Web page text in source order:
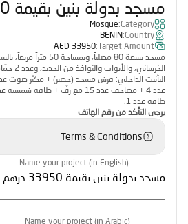
مسجد بدولة بنين بقيمة 33950 درهم
Category:
Mosque
Country:
BENIN
Target Amount:
33950 AED
مسجد بسعة 80 مصلياً،
الخرساني، والأبواب والنوافذ من الحديد، وعدد 2 حمّامات + 3 ميضآت.
طاقة عدد 1.
يرجى التأكد من رقم الهاتف
Terms & Conditions
Name your project (in English)
Name your project (in Arabic)